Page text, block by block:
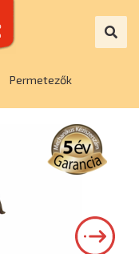
Permetezők